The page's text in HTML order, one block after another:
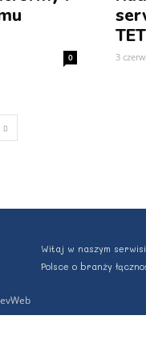
0 3
Witaj w naszym
Polsce o branży